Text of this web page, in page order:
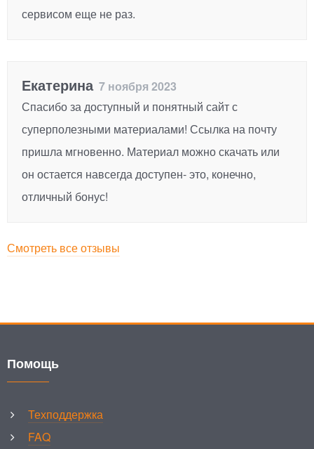
сервисом еще не раз.
Екатерина7 ноября 2023
Спасибо за доступный и понятный сайт с
суперполезными материалами! Ссылка на почту
пришла мгновенно. Материал можно скачать или
он остается навсегда доступен- это, конечно,
отличный бонус!
Смотреть все отзывы
Помощь
Техподдержка
FAQ